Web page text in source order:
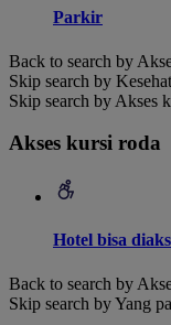
Parkir
Back to search by
Skip search by
Skip search by Akses
Akses kursi roda
Hotel bisa
Back to search by
Skip search by Yang